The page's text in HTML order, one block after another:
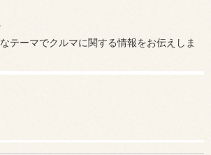
テーマでクルマに関する情報をお伝えしま